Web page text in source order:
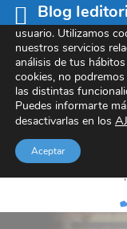
Este sitio web utiliza
usuario. Utilizamos
nuestros servicios
análisis de tus
cookies, no
las distintas
Puedes informarte
desactivarlas en los
Aceptar
Blog